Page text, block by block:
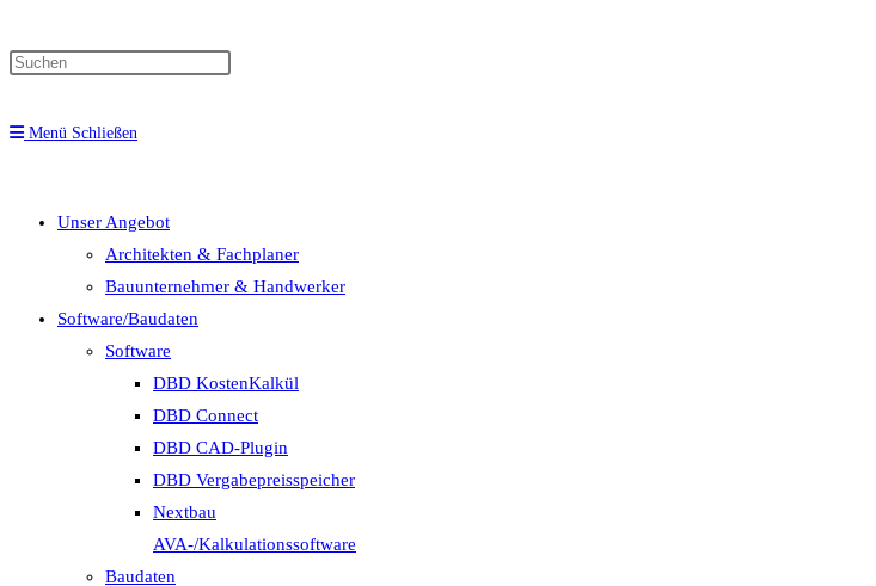
Menü Schließen
Unser Angebot
Architekten & Fachplaner
Bauunternehmer & Handwerker
Software/Baudaten
Software
DBD KostenKalkül
DBD Connect
DBD CAD-Plugin
DBD Vergabepreisspeicher
Nextbau
AVA-/Kalkulationssoftware
Baudaten